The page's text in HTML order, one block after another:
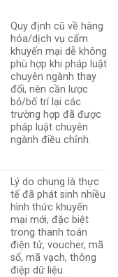
Quy định cũ về hàng
hóa/dịch vụ cấm
khuyến mại dễ không
phù hợp khi pháp luật
chuyên ngành thay
đổi, nên cần lược
bỏ/bố trí lại các
trường hợp đã được
pháp luật chuyên
ngành điều chỉnh.
Lý do chung là thực
tế đã phát sinh nhiều
hình thức khuyến
mại mới, đặc biệt
trong thanh toán
điện tử, voucher, mã
số, mã vạch, thông
điệp dữ liệu.